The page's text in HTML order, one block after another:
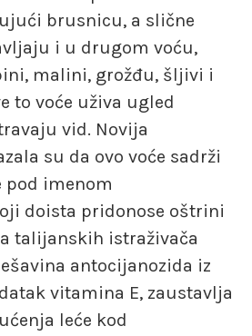
brusnicu, a slične
i u drugom voću,
malini, grožđu, šljivi i
to voće uživa ugled
vid. Novija
su da ovo voće sadrži
pod imenom
doista pridonose oštrini
talijanskih istraživača
antocijanozida iz
vitamina E, zaustavlja
leće kod